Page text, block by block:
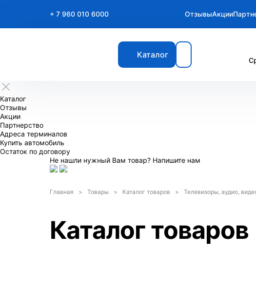
+ 7 960 010 6000 ОтзывыАкции
Каталог
Каталог
Отзывы
Акции
Партнерство
Адреса терминалов
Купить автомобиль
Остаток по договору
Не нашли нужный Вам товар? Напишите нам
Главная Товары Каталог товаров Телевизоры, аудио,
Каталог товаров